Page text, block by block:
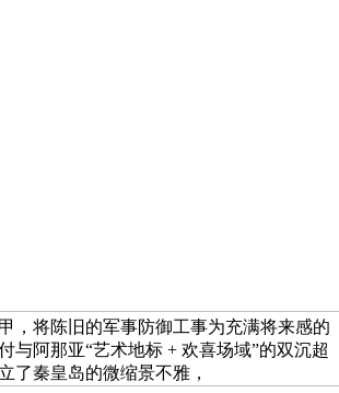
，将陈旧的军事防御工事为充满将来感的
与阿那亚“艺术地标 + 欢喜场域”的双沉超
了秦皇岛的微缩景不雅，